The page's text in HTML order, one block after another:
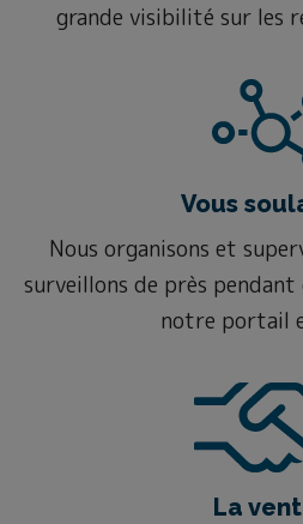
grande visibilité sur les
Vous
Nous organisons et
surveillons de près pendant
notre portail
La